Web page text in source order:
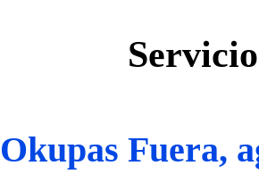
Okupas Fuera,